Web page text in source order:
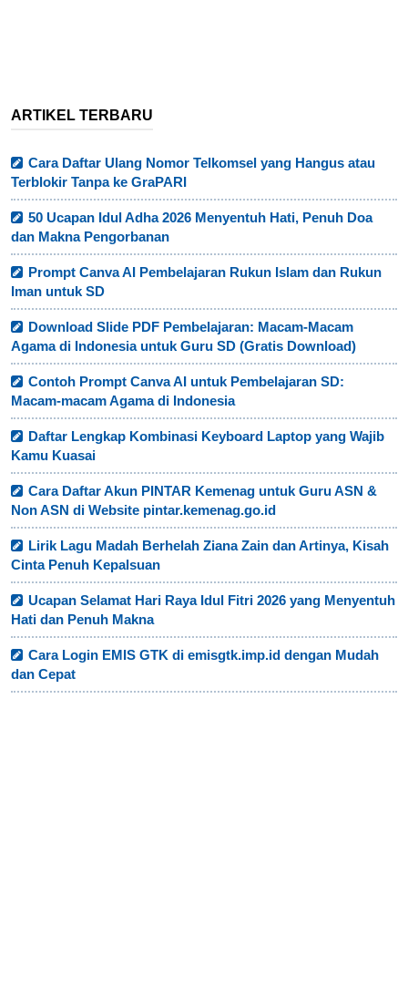
ARTIKEL TERBARU
Cara Daftar Ulang Nomor Telkomsel yang Hangus atau
Terblokir Tanpa ke GraPARI
50 Ucapan Idul Adha 2026 Menyentuh Hati, Penuh Doa
dan Makna Pengorbanan
Prompt Canva AI Pembelajaran Rukun Islam dan Rukun
Iman untuk SD
Download Slide PDF Pembelajaran: Macam-Macam
Agama di Indonesia untuk Guru SD (Gratis Download)
Contoh Prompt Canva AI untuk Pembelajaran SD:
Macam-macam Agama di Indonesia
Daftar Lengkap Kombinasi Keyboard Laptop yang Wajib
Kamu Kuasai
Cara Daftar Akun PINTAR Kemenag untuk Guru ASN &
Non ASN di Website pintar.kemenag.go.id
Lirik Lagu Madah Berhelah Ziana Zain dan Artinya, Kisah
Cinta Penuh Kepalsuan
Ucapan Selamat Hari Raya Idul Fitri 2026 yang Menyentuh
Hati dan Penuh Makna
Cara Login EMIS GTK di emisgtk.imp.id dengan Mudah
dan Cepat